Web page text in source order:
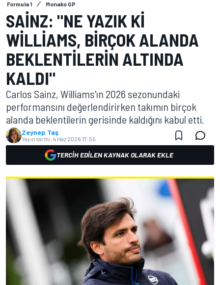
Formula 1 Monako GP
SAINZ: "NE YAZIK KI
WILLIAMS, BIRÇOK ALANDA
BEKLENTILERIN ALTINDA
KALDI"
Carlos Sainz, Williams'ın 2026 sezonundaki
performansını değerlendirirken takımın birçok
alanda beklentilerin gerisinde kaldığını kabul etti.
Zeynep Taş
Yayın tarihi: 4 Haz 2026 17:55
TERCIH EDILEN KAYNAK OLARAK EKLE